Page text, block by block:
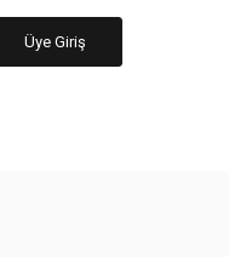
Üye Giriş